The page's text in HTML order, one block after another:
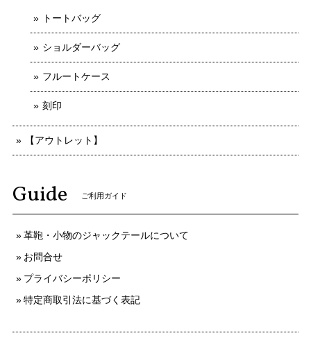
トートバッグ
ショルダーバッグ
フルートケース
刻印
【アウトレット】
Guide ご利用ガイド
革鞄・小物のジャックテールについて
お問合せ
プライバシーポリシー
特定商取引法に基づく表記